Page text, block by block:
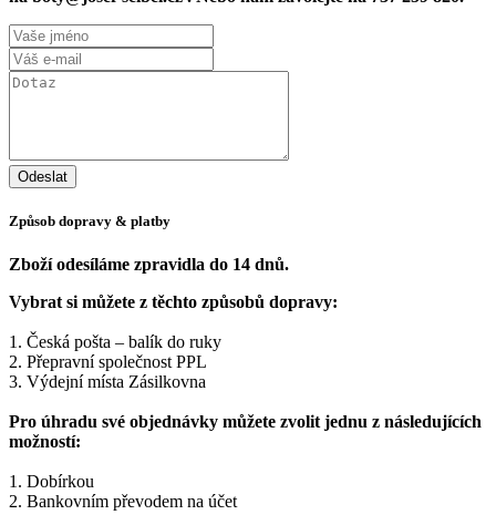
Způsob dopravy & platby
Zboží odesíláme zpravidla do 14 dnů.
Vybrat si můžete z těchto způsobů dopravy:
1. Česká pošta – balík do ruky
2. Přepravní společnost PPL
3. Výdejní místa Zásilkovna
Pro úhradu své objednávky můžete zvolit jednu z následujících
možností:
1. Dobírkou
2. Bankovním převodem na účet